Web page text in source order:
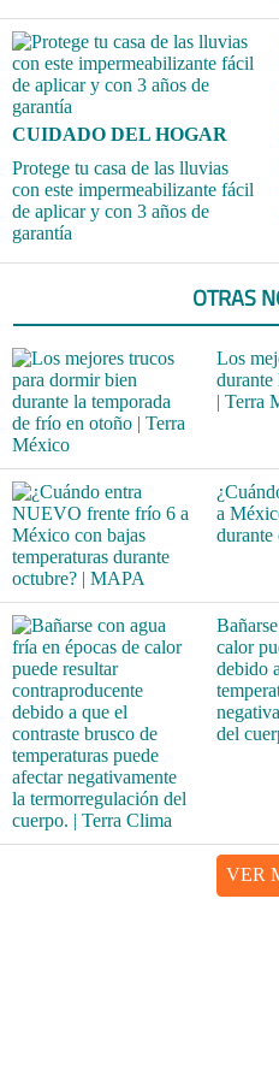
CUIDADO DEL HOGAR
Protege tu casa de las lluvias
con este impermeabilizante fácil
de aplicar y con 3 años de
garantía
OTRAS
Los
durante
| Terra
a
calor
debido
del
VER